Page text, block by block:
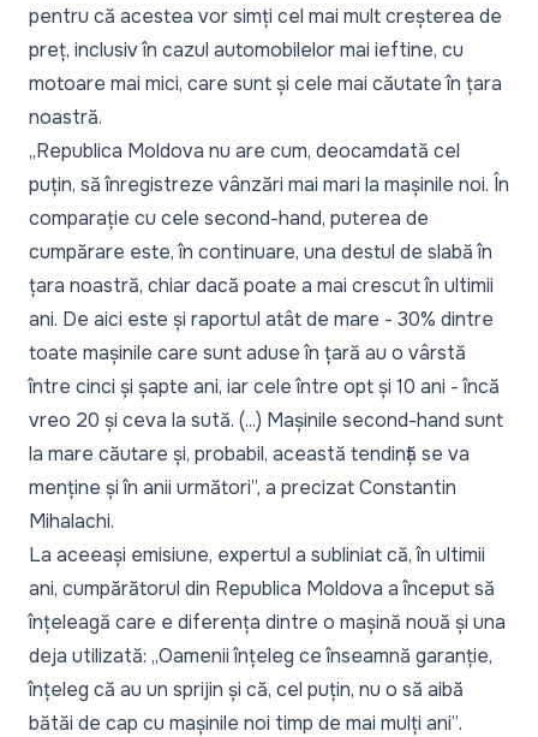
pentru că acestea vor simți cel mai mult creșterea de
preț, inclusiv în cazul automobilelor mai ieftine, cu
motoare mai mici, care sunt și cele mai căutate în țara
noastră.
„Republica Moldova nu are cum, deocamdată cel
puțin, să înregistreze vânzări mai mari la mașinile noi. În
comparație cu cele second-hand, puterea de
cumpărare este, în continuare, una destul de slabă în
țara noastră, chiar dacă poate a mai crescut în ultimii
ani. De aici este și raportul atât de mare - 30% dintre
toate mașinile care sunt aduse în țară au o vârstă
între cinci și șapte ani, iar cele între opt și 10 ani - încă
vreo 20 și ceva la sută. (...) Mașinile second-hand sunt
la mare căutare și, probabil, această tendință se va
menține și în anii următori”, a precizat Constantin
Mihalachi.
La aceeași emisiune, expertul a subliniat că, în ultimii
ani, cumpărătorul din Republica Moldova a început să
înțeleagă care e diferența dintre o mașină nouă și una
deja utilizată: „Oamenii înțeleg ce înseamnă garanție,
înțeleg că au un sprijin și că, cel puțin, nu o să aibă
bătăi de cap cu mașinile noi timp de mai mulți ani”.